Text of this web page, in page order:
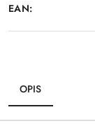
EAN:
OPIS